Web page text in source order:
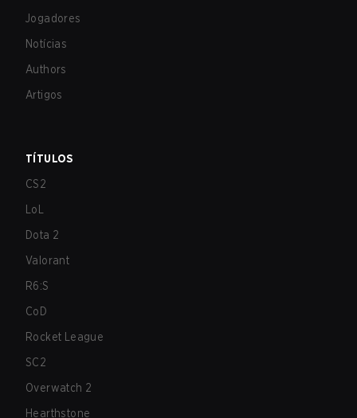
Jogadores
Notícias
Authors
Artigos
TÍTULOS
CS2
LoL
Dota 2
Valorant
R6:S
CoD
Rocket League
SC2
Overwatch 2
Hearthstone